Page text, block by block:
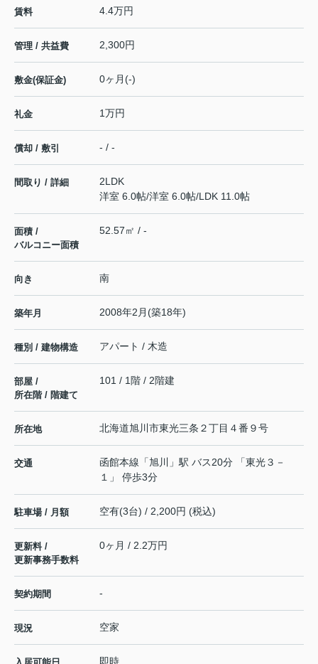
賃料 4.4万円
管理 / 共益費 2,300円
敷金(保証金) 0ヶ月(-)
礼金 1万円
償却 / 敷引 - / -
間取り / 詳細
2LDK
洋室 6.0帖/洋室 6.0帖/LDK 11.0帖
面積 /
バルコニー面積
52.57㎡ / -
向き 南
築年月 2008年2月(築18年)
種別 / 建物構造 アパート / 木造
部屋 /
所在階 / 階建て
101 / 1階 / 2階建
所在地 北海道旭川市東光三条 ２丁目４番９号
交通 函館本線 「旭川
」駅 バス20分 「東光３－
１」 停歩3分
駐車場 / 月額 空有(3台) / 2,200円 (税込)
更新料 /
更新事務手数料
0ヶ月 / 2.2万円
契約期間 -
現況 空家
即時